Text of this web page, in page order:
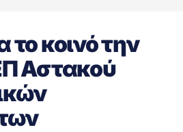
το κοινό την
Αστακού